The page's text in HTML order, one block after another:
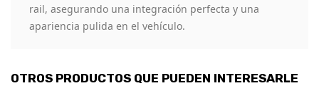
rail, asegurando una integración perfecta y una
apariencia pulida en el vehículo.
OTROS PRODUCTOS QUE PUEDEN INTERESARLE